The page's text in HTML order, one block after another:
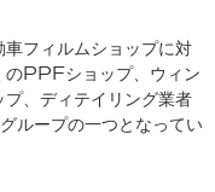
フィルムショップに対
のPPFショップ、ウィン
プ、ディテイリング業者
ループの一つとなってい